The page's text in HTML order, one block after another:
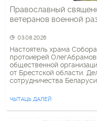
Православный
ветеранов военной
03.08.2026
Настоятель храма
протоиерей
общественной
от Брестской области.
сотрудничества
Березу, где проходили
летию начала Великой
епархиальном сайте
ЧЫТАЦЬ ДАЛЕЙ